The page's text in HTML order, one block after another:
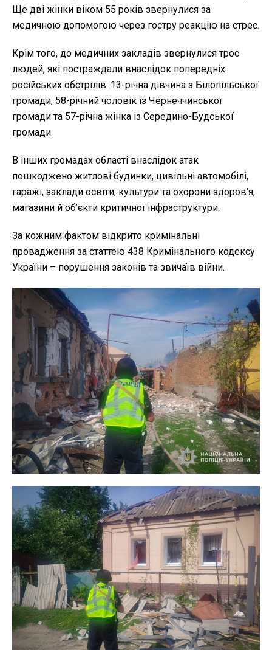
Ще дві жінки віком 55 років звернулися за
медичною допомогою через гостру реакцію на стрес.
Крім того, до медичних закладів звернулися троє
людей, які постраждали внаслідок попередніх
російських обстрілів: 13-річна дівчина з Білопільської
громади, 58-річний чоловік із Чернеччинської
громади та 57-річна жінка із Середино-Будської
громади.
В інших громадах області внаслідок атак
пошкоджено житлові будинки, цивільні автомобілі,
гаражі, заклади освіти, культури та охорони здоров’я,
магазини й об’єкти критичної інфраструктури.
За кожним фактом відкрито кримінальні
провадження за статтею 438 Кримінального кодексу
України – порушення законів та звичаїв війни.